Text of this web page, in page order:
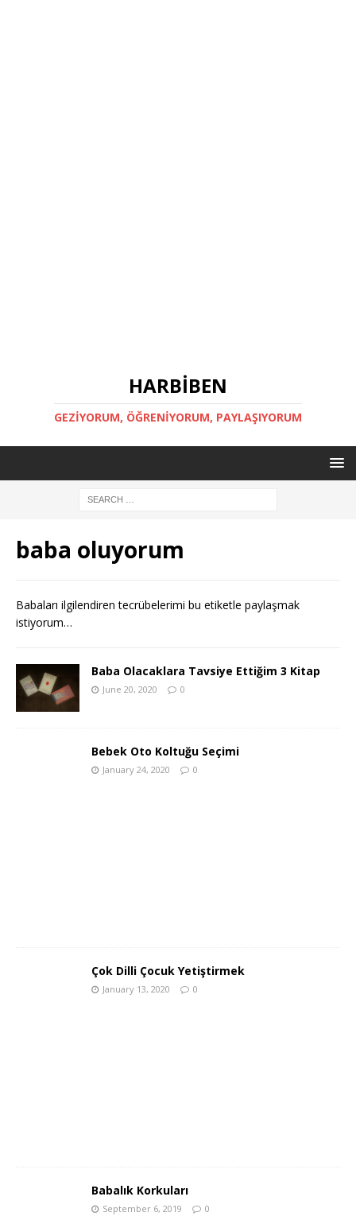
HARBİBEN
GEZİYORUM, ÖĞRENİYORUM, PAYLAŞIYORUM
baba oluyorum
Babaları ilgilendiren tecrübelerimi bu etiketle paylaşmak
istiyorum…
Baba Olacaklara Tavsiye Ettiğim 3 Kitap
June 20, 2020 0
Bebek Oto Koltuğu Seçimi
January 24, 2020 0
Çok Dilli Çocuk Yetiştirmek
January 13, 2020 0
Babalık Korkuları
September 6, 2019 0